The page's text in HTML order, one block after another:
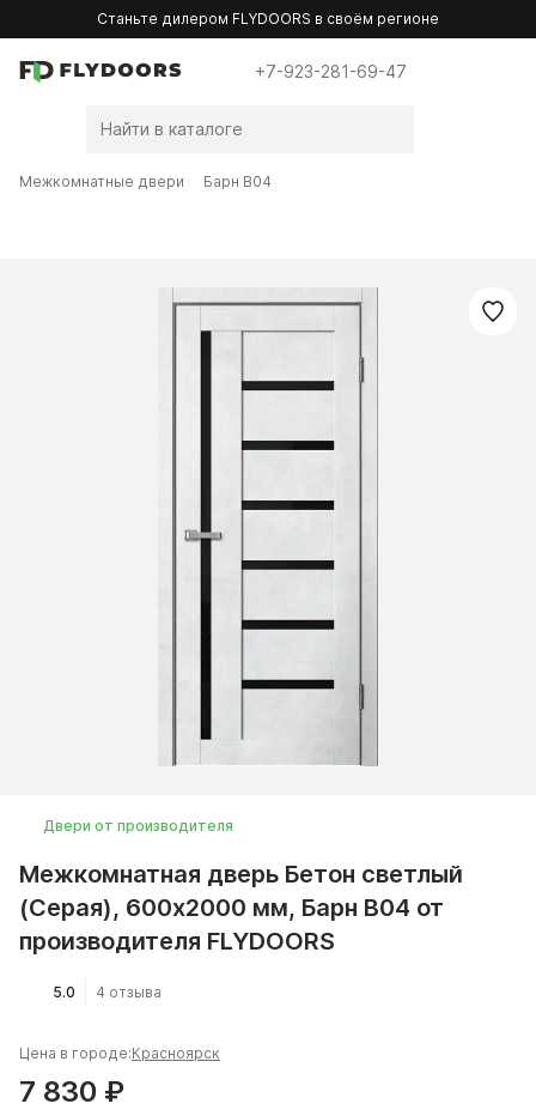
Станьте дилером FLYDOORS в своём регионе
+7-923-281-69-47
Межкомнатные двери Барн B04
Двери от производителя
Межкомнатная дверь Бетон светлый
(Серая), 600x2000 мм, Барн B04 от
производителя FLYDOORS
5.0 4 отзыва
Цена в городе:Красноярск
7 830 ₽